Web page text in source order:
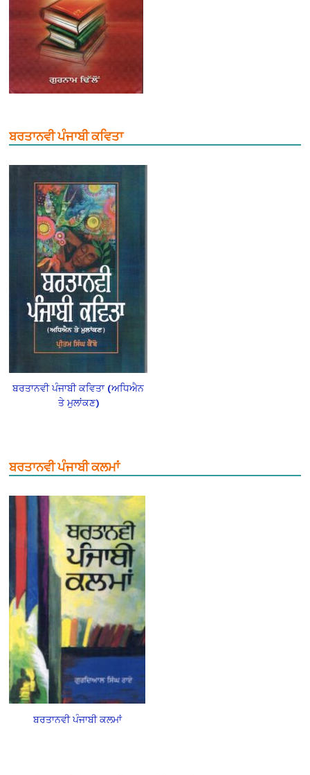
ਬਰਤਾਨਵੀ ਪੰਜਾਬੀ ਕਵਿਤਾ
ਬਰਤਾਨਵੀ ਪੰਜਾਬੀ ਕਵਿਤਾ (ਅਧਿਐਨ
ਤੇ ਮੁਲਾਂਕਣ)
ਬਰਤਾਨਵੀ ਪੰਜਾਬੀ ਕਲਮਾਂ
ਬਰਤਾਨਵੀ ਪੰਜਾਬੀ ਕਲਮਾਂ